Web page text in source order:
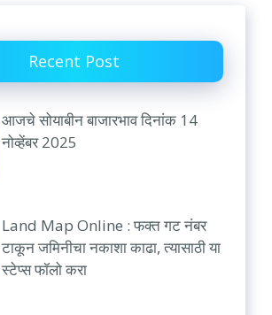
Recent Post
आजचे सोयाबीन बाजारभाव दिनांक 14
नोव्हेंबर 2025
Land Map Online : फक्त गट नंबर
टाकून जमिनीचा नकाशा काढा, त्यासाठी या
स्टेप्स फॉलो करा